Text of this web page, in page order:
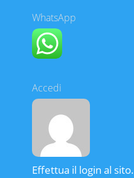
WhatsApp
Accedi
Effettua il login al sito.